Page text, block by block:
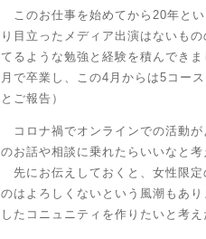
このお仕事を始めてから20年と
り目立ったメディア出演はないも
てるような勉強と経験を積んでき
月で卒業し、この4月からは5コー
とご報告）
コロナ禍でオンラインでの活動が
のお話や相談に乗れたらいいなと
先にお伝えしておくと、女性限定
のはよろしくないという風潮もあ
したコニュニティを作りたいと考